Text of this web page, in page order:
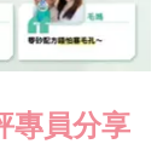
專員分享